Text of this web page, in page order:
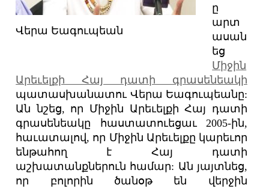
Վերա Եագուպեան
ը
արտ
ասան
եց
Միջին
Արեւելքի Հայ դատի գրասենեակի
պատասխանատու Վերա Եագուպեանը:
Ան նշեց, որ Միջին Արեւելքի Հայ դատի
գրասենեակը հաստատուեցաւ 2005-ին,
հաւատալով, որ Միջին Արեւելքը կարեւոր
ենթահող է Հայ դատի
աշխատանքներուն համար: Ան յայտնեց,
որ բոլորին ծանօթ են վերջին